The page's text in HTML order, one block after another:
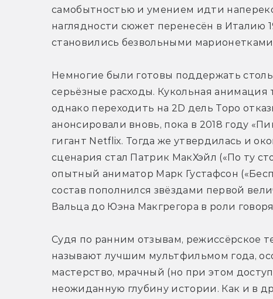
самобытностью и умением идти
наглядности сюжет перенесён в Италию
становились безвольными
Немногие были готовы поддержать
серьёзные расходы. Кукольная
однако переходить на 2D дель Торо
анонсировали вновь, пока в 2018 году
гигант Netflix. Тогда же утвердилась и
сценария стал Патрик МакХэйл («По ту
опытный аниматор Марк Густафсон
состав пополнился звёздами первой
Вальца до Юэна Макгрегора в роли
Судя по ранним отзывам, режиссёрское
называют лучшим мультфильмом года,
мастерство, мрачный (но при этом
неожиданную глубину истории. Как и в